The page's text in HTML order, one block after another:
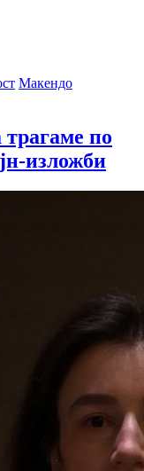
Макендо
по
изложби